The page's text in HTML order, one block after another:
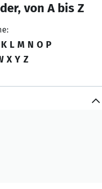
von A bis Z
K L M N O P
X Y Z